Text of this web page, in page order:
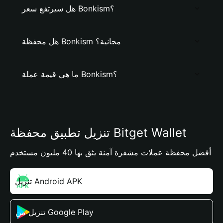
هل سيرتفع سعر Bonkism؟
هل محفظة Bonkism مجانية؟
ما هي قيمة عملة Bonkism؟
تنزيل تطبيق محفظة Bitget Wallet
أفضل محفظة عملات مشفرة آمنة يثق بها 40 مليون مستخدم
تنزيل Android APK
تنزيل من Google Play